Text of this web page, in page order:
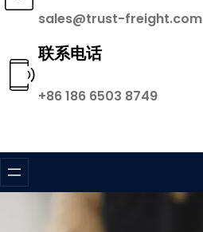
sales@trust-freight.com
联系电话
+86 186 6503 8749